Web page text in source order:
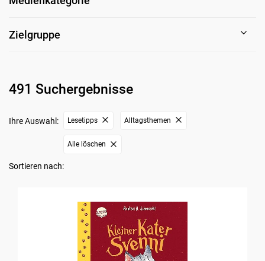
Zielgruppe
491 Suchergebnisse
Ihre Auswahl: Lesetipps Alltagsthemen
Alle löschen
Sortieren nach: